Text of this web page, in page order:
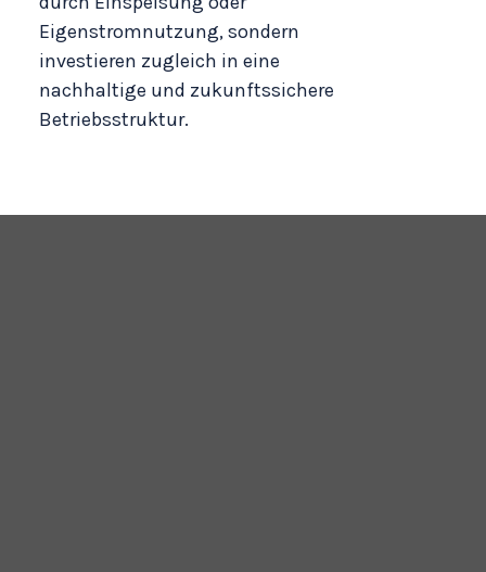
Eigenstromnutzung, sondern
investieren zugleich in eine
nachhaltige und zukunftssichere
Betriebsstruktur.